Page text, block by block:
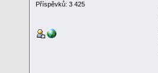
Příspěvků: 3 425